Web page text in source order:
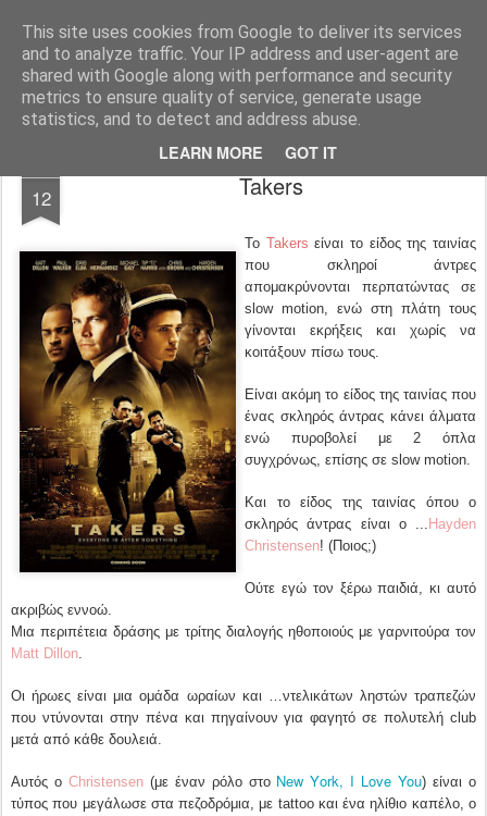
This site uses cookies from Google to deliver its services
and to analyze traffic. Your IP address and user-agent are
shared with Google along with performance and security
metrics to ensure quality of service, generate usage
statistics, and to detect and address abuse.
LEARN MORE GOT IT
FilmBoy
12 Takers
Το Takers είναι το είδος της ταινίας
που σκληροί άντρες
απομακρύνονται περπατώντας σε
slow motion, ενώ στη πλάτη τους
γίνονται εκρήξεις και χωρίς να
κοιτάξουν πίσω τους.
Είναι ακόμη το είδος της ταινίας που
ένας σκληρός άντρας κάνει άλματα
ενώ πυροβολεί με 2 όπλα
συγχρόνως, επίσης σε slow motion.
Και το είδος της ταινίας όπου ο
σκληρός άντρας είναι ο ... Hayden
Christensen! (Ποιος;)
Ούτε εγώ τον ξέρω παιδιά, κι αυτό
ακριβώς εννοώ.
Μια περιπέτεια δράσης με τρίτης διαλογής ηθοποιούς με γαρνιτούρα τον
Matt Dillon.
Οι ήρωες είναι μια ομάδα ωραίων και …ντελικάτων ληστών τραπεζών
που ντύνονται στην πένα και πηγαίνουν για φαγητό σε πολυτελή club
μετά από κάθε δουλειά.
Αυτός ο Christensen(με έναν ρόλο στο New Yοrk, I Love You) είναι ο
τύπος που μεγάλωσε στα πεζοδρόμια, με tattoo και ένα ηλίθιο καπέλο, ο